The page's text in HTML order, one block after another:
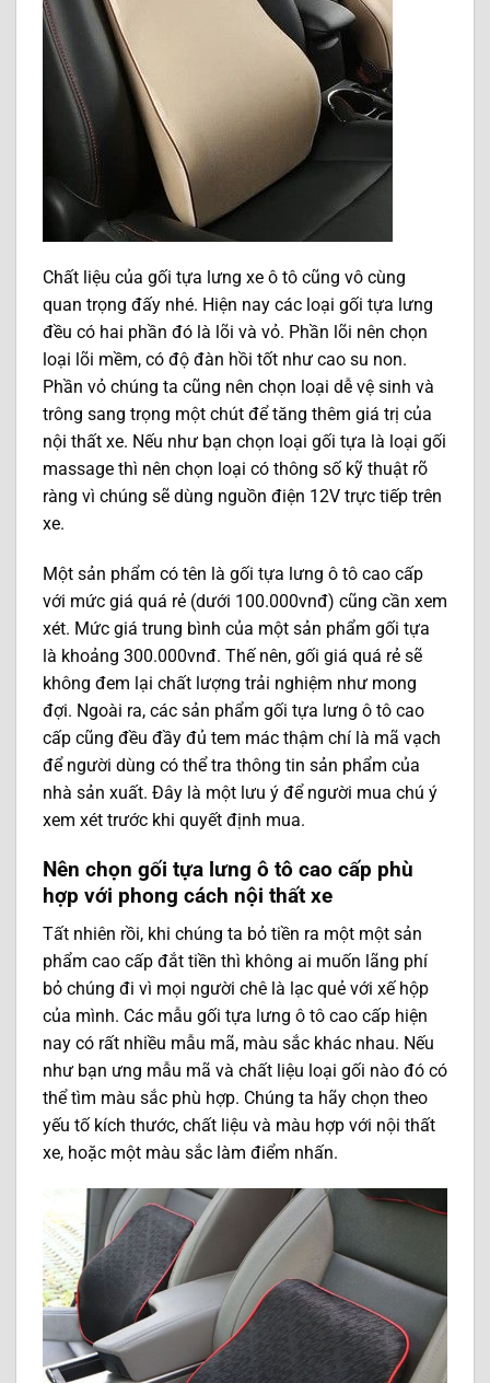
Chất liệu của gối tựa lưng xe ô tô cũng vô cùng
quan trọng đấy nhé. Hiện nay các loại gối tựa lưng
đều có hai phần đó là lõi và vỏ. Phần lõi nên chọn
loại lõi mềm, có độ đàn hồi tốt như cao su non.
Phần vỏ chúng ta cũng nên chọn loại dễ vệ sinh và
trông sang trọng một chút để tăng thêm giá trị của
nội thất xe. Nếu như bạn chọn loại gối tựa là loại gối
massage thì nên chọn loại có thông số kỹ thuật rõ
ràng vì chúng sẽ dùng nguồn điện 12V trực tiếp trên
xe.
Một sản phẩm có tên là gối tựa lưng ô tô cao cấp
với mức giá quá rẻ (dưới 100.000vnđ) cũng cần xem
xét. Mức giá trung bình của một sản phẩm gối tựa
là khoảng 300.000vnđ. Thế nên, gối giá quá rẻ sẽ
không đem lại chất lượng trải nghiệm như mong
đợi. Ngoài ra, các sản phẩm gối tựa lưng ô tô cao
cấp cũng đều đầy đủ tem mác thậm chí là mã vạch
để người dùng có thể tra thông tin sản phẩm của
nhà sản xuất. Đây là một lưu ý để người mua chú ý
xem xét trước khi quyết định mua.
Nên chọn gối tựa lưng ô tô cao cấp phù
hợp với phong cách nội thất xe
Tất nhiên rồi, khi chúng ta bỏ tiền ra một một sản
phẩm cao cấp đắt tiền thì không ai muốn lãng phí
bỏ chúng đi vì mọi người chê là lạc quẻ với xế hộp
của mình. Các mẫu gối tựa lưng ô tô cao cấp hiện
nay có rất nhiều mẫu mã, màu sắc khác nhau. Nếu
như bạn ưng mẫu mã và chất liệu loại gối nào đó có
thể tìm màu sắc phù hợp. Chúng ta hãy chọn theo
yếu tố kích thước, chất liệu và màu hợp với nội thất
xe, hoặc một màu sắc làm điểm nhấn.